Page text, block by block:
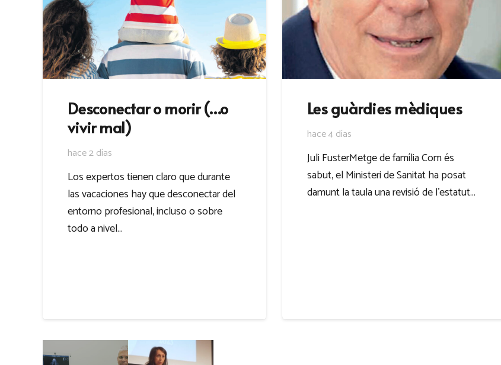
Desconectar o morir (…o
vivir mal)
hace 2 días
Los expertos tienen claro que durante
las vacaciones hay que desconectar del
entorno profesional, incluso o sobre
todo a nivel…
Les guàrdies mèdiques
hace 4 días
Juli FusterMetge de família Com és
sabut, el Ministeri de Sanitat ha posat
damunt la taula una revisió de l’estatut…